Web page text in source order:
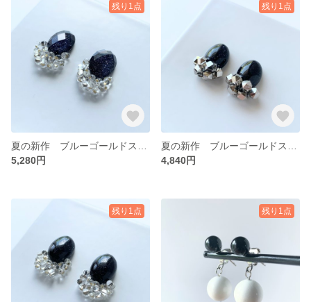
残り1点
5,280円
残り1点
4,840円
残り1点 残り1点